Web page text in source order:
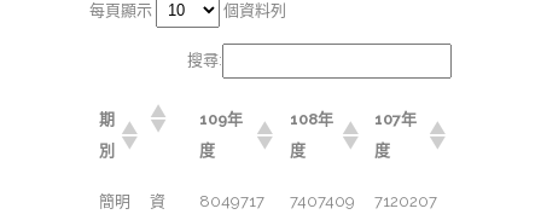
每頁顯示 個資料列
搜尋:
期
別
109年
度
108年
度
107年
度
簡明
資
8049717 7407409 7120207